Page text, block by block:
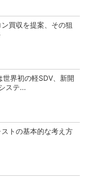
買収を提案、その狙
世界初の軽SDV、新開
ステ...
トの基本的な考え方